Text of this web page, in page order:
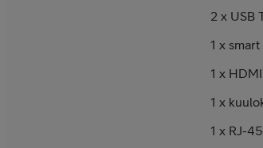
2 x USB
1 x
1 x
1 x
1 x RJ-